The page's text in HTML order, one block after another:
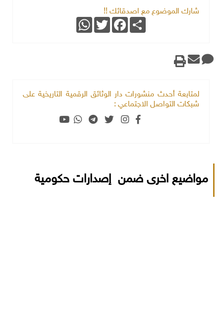
شارك الموضوع مع اصدقائك !!
Share
Facebook
Twitter
WhatsApp
لمتابعة أحدث منشورات دار الوثائق الرقمية التاريخية على
شبكات التواصل الاجتماعي :
مواضيع اخرى ضمن إصدارات حكومية